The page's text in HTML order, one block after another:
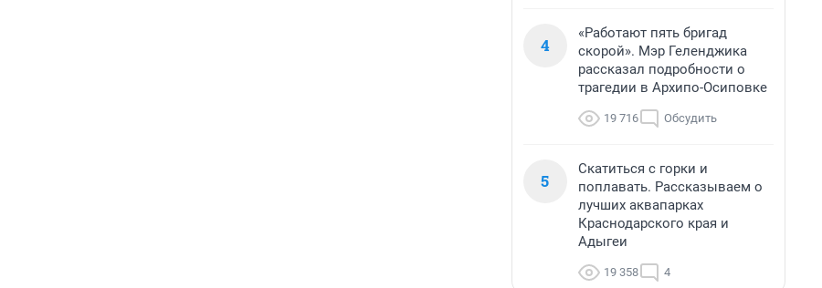
4
«Работают пять бригад
скорой». Мэр Геленджика
рассказал подробности о
трагедии в Архипо-Осиповке
19 716 Обсудить
5
Скатиться с горки и
поплавать. Рассказываем о
лучших аквапарках
Краснодарского края и
Адыгеи
19 358 4